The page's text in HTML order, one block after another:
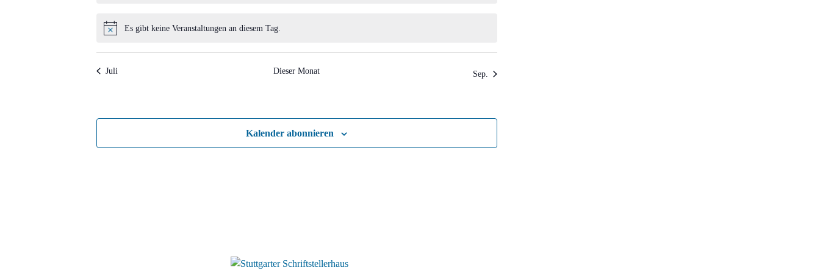
Hinweis
Es gibt keine Veranstaltungen an diesem Tag.
Juli Dieser Monat Sep.
Kalender abonnieren